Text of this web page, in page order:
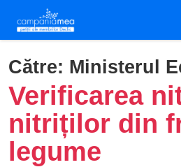
main
content
Către: Ministerul
Verificarea
nitriților din
legume